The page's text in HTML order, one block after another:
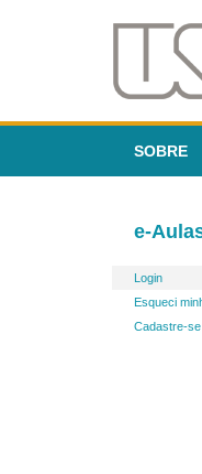
SOBRE
e-
Login
Esqueci
Cadastre-se